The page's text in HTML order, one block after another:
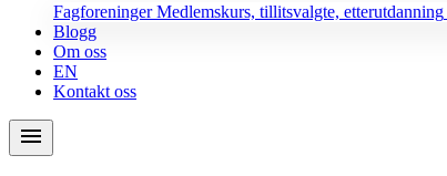
FagforeningerMedlemskurs, tillitsvalgte, etterutdanning
Blogg
Om oss
EN
Kontakt oss
menu